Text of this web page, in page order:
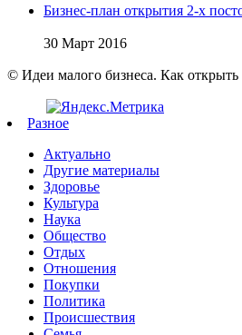
Бизнес-план открытия 2-х
30 Март 2016
© Идеи малого бизнеса. Как
Разное
Актуально
Другие материалы
Здоровье
Культура
Наука
Общество
Отдых
Отношения
Покупки
Политика
Происшествия